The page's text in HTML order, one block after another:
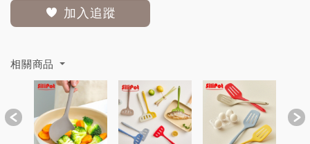
加入追蹤
相關商品
Previous